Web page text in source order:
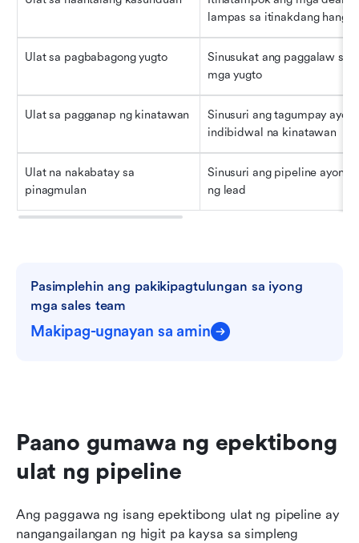
lampas sa itinakdang
Ulat sa pagbabagong yugto
Sinusukat ang paggalaw sa
mga yugto
Ulat sa pagganap ng kinatawan
Sinusuri ang tagumpay ayon
indibidwal na kinatawan
Ulat na nakabatay sa
pinagmulan
Sinusuri ang pipeline ayon
ng lead
Pasimplehin ang pakikipagtulungan sa iyong
mga sales team
Makipag-ugnayan sa amin
Paano gumawa ng epektibong
ulat ng pipeline
Ang paggawa ng isang epektibong ulat ng pipeline ay
nangangailangan ng higit pa kaysa sa simpleng